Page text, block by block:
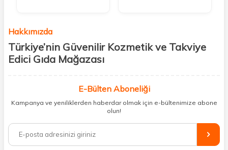
Hakkımızda
Türkiye’nin Güvenilir Kozmetik ve Takviye
Edici Gıda Mağazası
kişisel bakım hem de takviye edici gıda ürünlerini sizlerle
buluşturuyoruz. Artık mağaza mağaza dolaşmanıza gerek yok;
ihtiyacınız olan her şeyi tek bir çatı altında topluyor ve kapınıza kadar
%100 orijinal kozmetik ve sağlık ürünleriyle güzelliğinizi tamamlayabilir,
vücudunuzu desteklemek için güvenilir takviye edici gıdalara
E-Bülten Aboneliği
Kampanya ve yeniliklerden haberdar olmak için e-bültenimize abone
olun!